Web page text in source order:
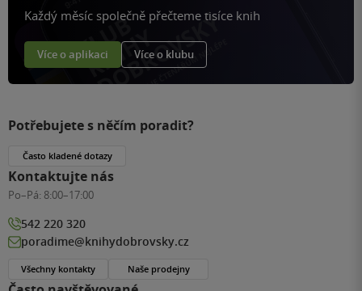
Každý měsíc společně přečteme tisíce knih
Více o aplikaci Více o klubu
Potřebujete s něčím poradit?
Často kladené dotazy
Kontaktujte nás
Po–Pá: 8:00–17:00
542 220 320
poradime@knihydobrovsky.cz
Všechny kontakty Naše prodejny